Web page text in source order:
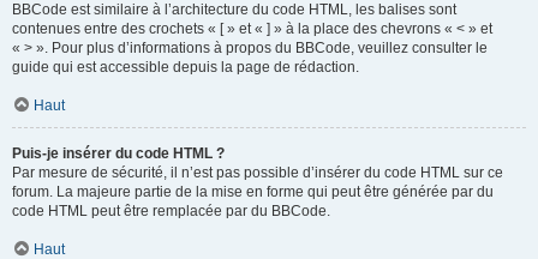
BBCode est similaire à l’architecture du code HTML, les balises sont
contenues entre des crochets « [ » et « ] » à la place des chevrons « < » et
« > ». Pour plus d’informations à propos du BBCode, veuillez consulter le
guide qui est accessible depuis la page de rédaction.
Haut
Puis-je insérer du code HTML ?
Par mesure de sécurité, il n’est pas possible d’insérer du code HTML sur ce
forum. La majeure partie de la mise en forme qui peut être générée par du
code HTML peut être remplacée par du BBCode.
Haut